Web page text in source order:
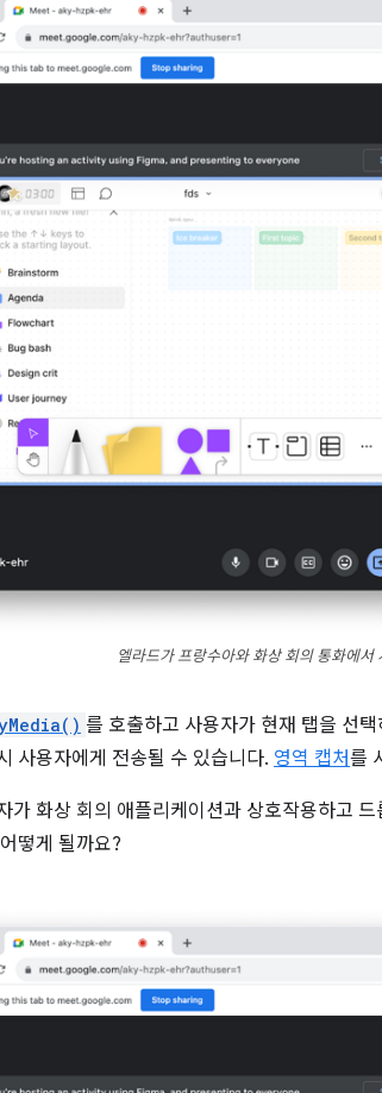
엘라드가 프랑수아와 화상 회의 통화에
를 호출하고 사용자가 현재 탭을 선
사용자에게 전송될 수 있습니다. 영역 캡처를
가 화상 회의 애플리케이션과 상호작용하고
떻게 될까요?